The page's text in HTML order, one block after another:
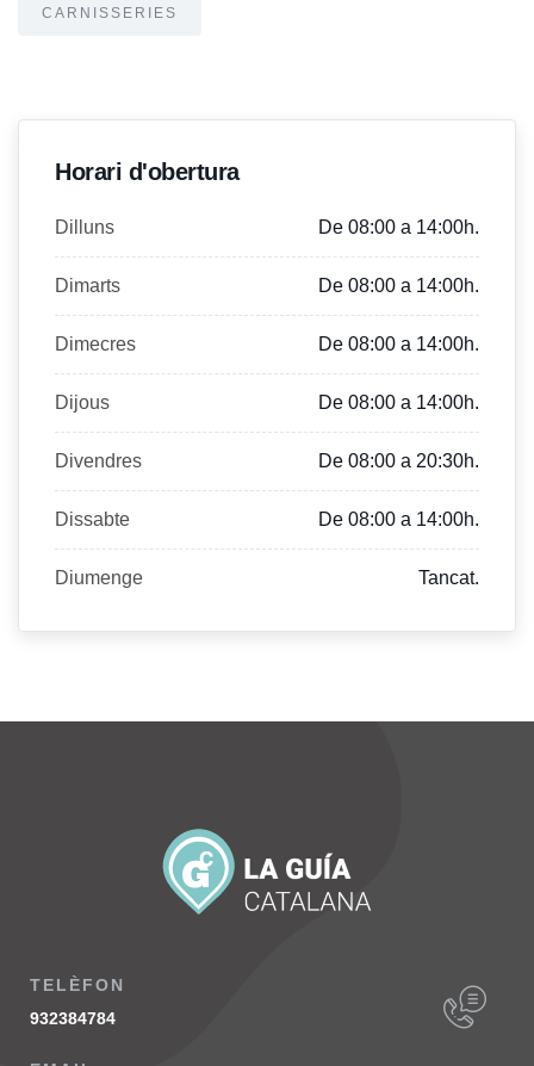
CARNISSERIES
Horari d'obertura
Dilluns De 08:00 a 14:00h.
Dimarts De 08:00 a 14:00h.
Dimecres De 08:00 a 14:00h.
Dijous De 08:00 a 14:00h.
Divendres De 08:00 a 20:30h.
Dissabte De 08:00 a 14:00h.
Diumenge Tancat.
TELÈFON
932384784